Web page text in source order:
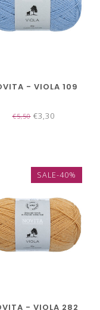
- VIOLA 109
€5,50€3,30
SALE-40%
- VIOLA 282